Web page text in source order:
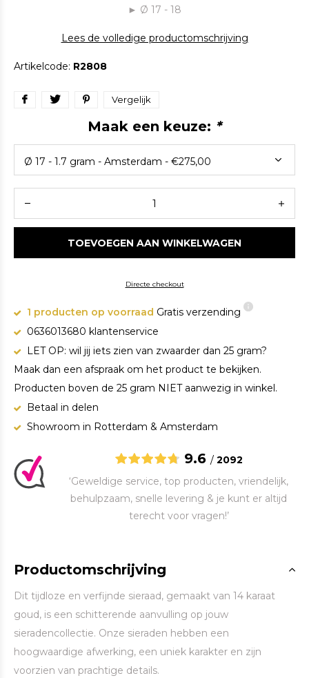
► Ø 17 - 18
Lees de volledige productomschrijving
Artikelcode: R2808
Vergelijk
Maak een keuze: *
TOEVOEGEN AAN WINKELWAGEN
Directe checkout
1 producten op voorraad Gratis verzending
0636013680 klantenservice
LET OP: wil jij iets zien van zwaarder dan 25 gram?
Maak dan een afspraak om het product te bekijken.
Producten boven de 25 gram NIET aanwezig in winkel.
Betaal in delen
Showroom in Rotterdam & Amsterdam
9.6 / 2092
‘Geweldige service, top producten, vriendelijk,
behulpzaam, snelle levering & je kunt er altijd
terecht voor vragen!’
Productomschrijving
Dit tijdloze en verfijnde sieraad, gemaakt van 14 karaat
goud, is een schitterende aanvulling op jouw
sieradencollectie. Onze sieraden hebben een
hoogwaardige afwerking, een uniek karakter en zijn
voorzien van prachtige details.